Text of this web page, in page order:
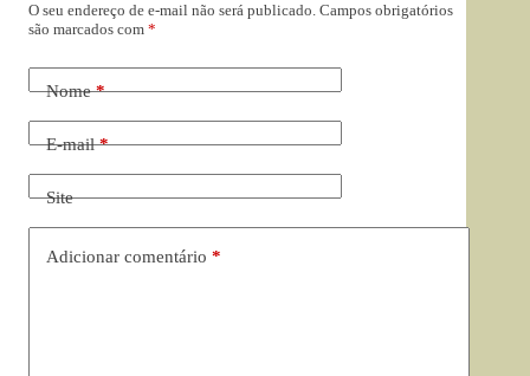
O seu endereço de e-mail não será publicado. Campos obrigatórios
são marcados com *
Nome*
E-mail*
Site
Adicionar comentário *